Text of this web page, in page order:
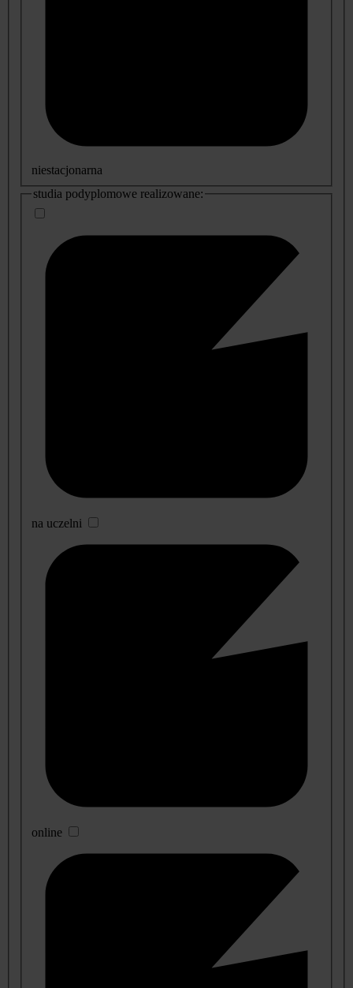
niestacjonarna
studia podyplomowe realizowane:
na uczelni
online